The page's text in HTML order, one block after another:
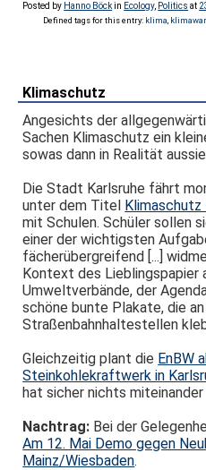
Posted by Hanno Böckin Ecology, Politics at
Defined tags for this entry: klima
Klimaschutz
Angesichts der
Sachen Klimaschutz ein
sowas dann in Realität
Die Stadt Karlsruhe fährt
unter dem Titel Klimaschutz
mit Schulen. Schüler sollen
einer der wichtigsten
fächerübergreifend [...]
Kontext des Lieblingspapier
Umweltverbände, der
schöne bunte Plakate, die
Straßenbahnhaltestellen
Gleichzeitig plant die EnBW
Steinkohlekraftwerk in
hat sicher nichts miteinander
Nachtrag: Bei der
Am 12. Mai Demo gegen
Mainz/Wiesbaden.